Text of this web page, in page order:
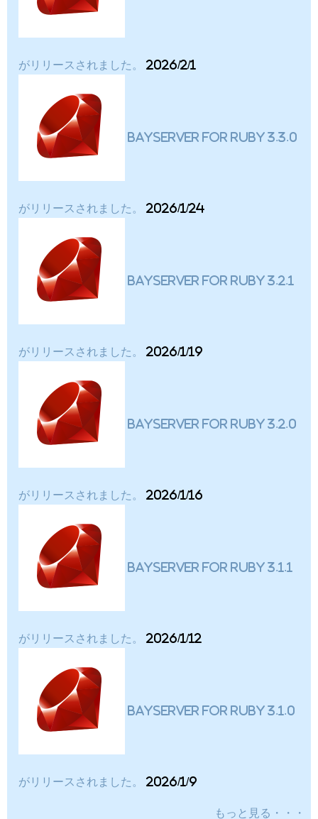
がリリースされました。 2026/2/1
BayServer for Ruby 3.3.0
がリリースされました。 2026/1/24
BayServer for Ruby 3.2.1
がリリースされました。 2026/1/19
BayServer for Ruby 3.2.0
がリリースされました。 2026/1/16
BayServer for Ruby 3.1.1
がリリースされました。 2026/1/12
BayServer for Ruby 3.1.0
がリリースされました。 2026/1/9
もっと見る・・・